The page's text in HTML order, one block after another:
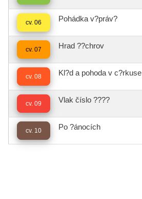
cv. 06 Pohádka v?práv?
cv. 07 Hrad ??chrov
cv. 08 Kl?d a pohoda v c?rkuse
cv. 09 Vlak číslo ????
cv. 10 Po ?ánocích